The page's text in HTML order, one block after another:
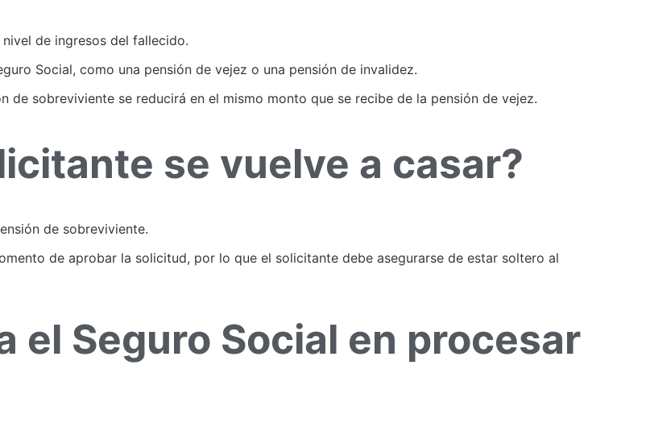
de ingresos del fallecido.
Social, como una pensión de vejez o una pensión de invalidez.
de sobreviviente se reducirá en el mismo monto que se recibe de la pensión de vejez.
se vuelve a casar?
de sobreviviente.
de aprobar la solicitud, por lo que el solicitante debe asegurarse de estar soltero al
el Seguro Social en procesar